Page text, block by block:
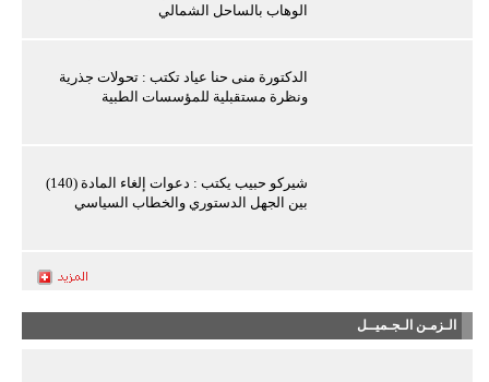
الوهاب بالساحل الشمالي
الدكتورة منى حنا عياد تكتب : تحولات جذرية
ونظرة مستقبلية للمؤسسات الطبية
شيركو حبيب يكتب : دعوات إلغاء المادة (140)
بين الجهل الدستوري والخطاب السياسي
الـزمـن الـجـميــل